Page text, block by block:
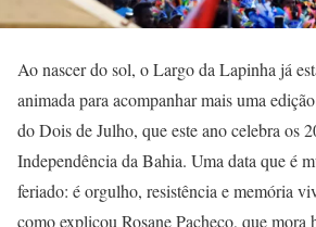
Ao nascer do sol, o Largo da Lapinha já
animada para acompanhar mais uma
do Dois de Julho, que este ano celebra os
Independência da Bahia. Uma data que é
feriado: é orgulho, resistência e memória
como explicou Rosane Pacheco, que mora